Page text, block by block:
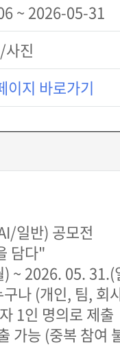
~ 2026-05-31
진
이지 바로가기
일반) 공모전
담다"
) ~ 2026. 05. 31.(
나 (개인, 팀, 회
1인 명의로 제출
가능 (중복 참여